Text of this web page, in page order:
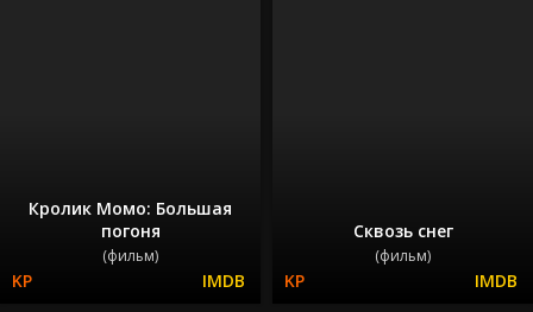
Кролик Момо: Большая
погоня
(фильм)
Сквозь снег
(фильм)